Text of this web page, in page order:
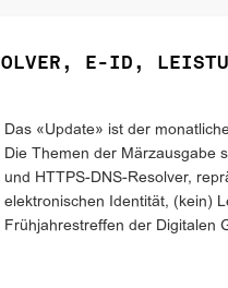
E-ID,
Das «Update» ist der
Die Themen der Märzausgabe
und HTTPS-DNS-Resolver,
elektronischen Identität, (kein)
Frühjahrestreffen der Digitalen